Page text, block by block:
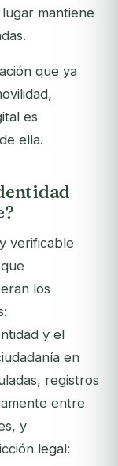
mantiene
que ya
es
ella.
verificable
los
y el
en
registros
entre
y
legal: